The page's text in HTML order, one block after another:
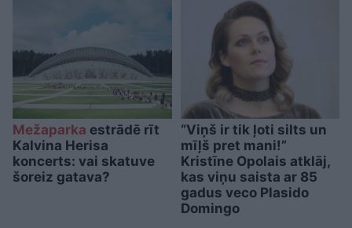
Mežaparka estrādē rīt
Kalvina Herisa
koncerts: vai skatuve
šoreiz gatava?
“Viņš ir tik ļoti silts un
mīļš pret mani!”
Kristīne Opolais atklāj,
kas viņu saista ar 85
gadus veco Plasido
Domingo